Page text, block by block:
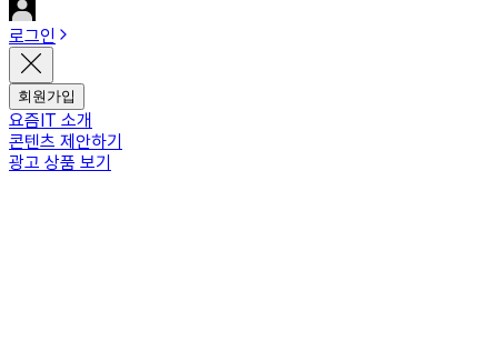
로그인
회원가입
요즘IT 소개
콘텐츠 제안하기
광고 상품 보기